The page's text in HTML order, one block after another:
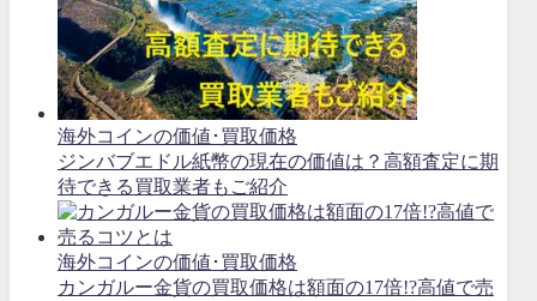
海外コインの価値･買取価格
ジンバブエドル紙幣の現在の価値は？高額査定に期
待できる買取業者もご紹介
海外コインの価値･買取価格
カンガルー金貨の買取価格は額面の17倍!?高値で売